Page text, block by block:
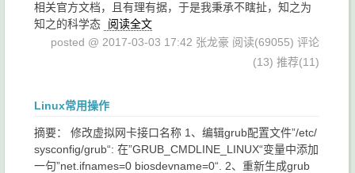
相关官方文档，且有理有据，于是我秉承不瞎扯，知之为
知之的科学态
阅读全文
posted @ 2017-03-03 17:42 张龙豪 阅读(69055) 评论
(13) 推荐(11)
Linux常用操作
摘要： 修改虚拟网卡接口名称 1、编辑grub配置文件”/etc/
sysconfig/grub“: 在”GRUB_CMDLINE_LINUX“变量中添加
一句”net.ifnames=0 biosdevname=0“. 2、重新生成grub